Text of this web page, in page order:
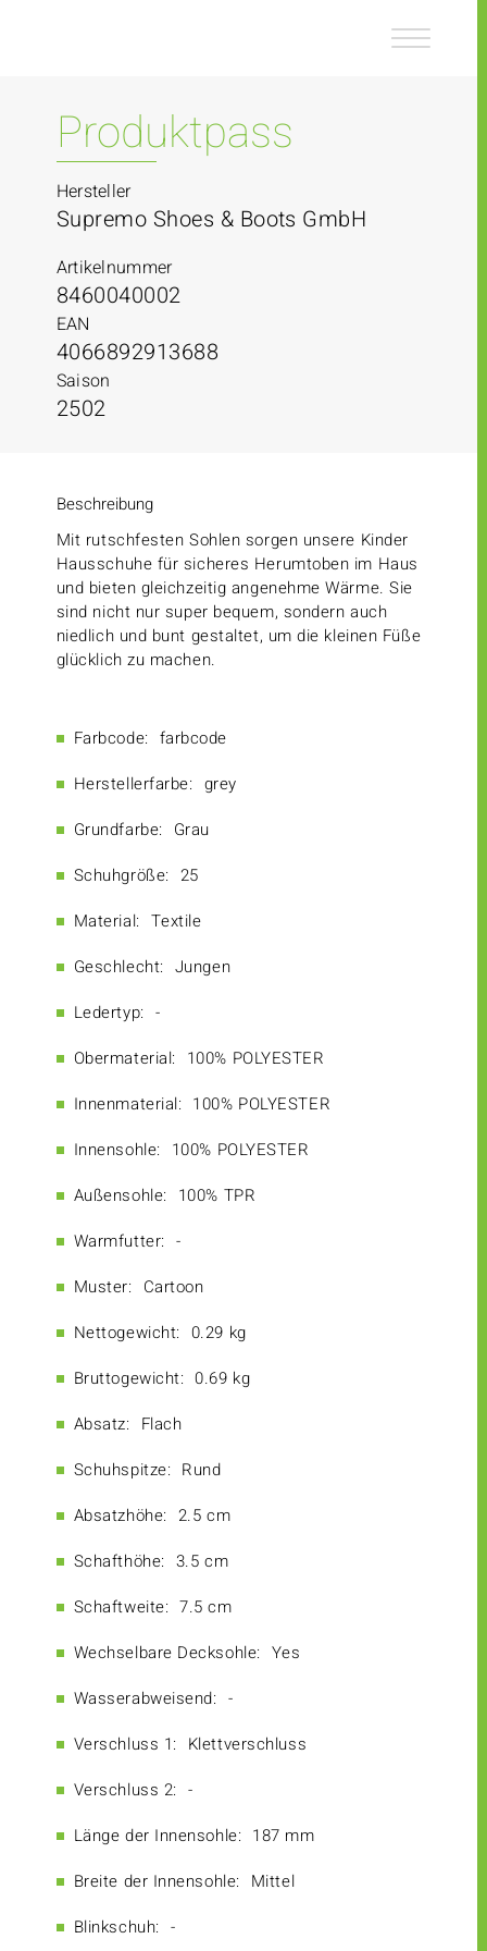
Produktpass
Hersteller
Supremo Shoes & Boots GmbH
Artikelnummer
8460040002
EAN
4066892913688
Saison
2502
Beschreibung
Mit rutschfesten Sohlen sorgen unsere Kinder
Hausschuhe für sicheres Herumtoben im Haus
und bieten gleichzeitig angenehme Wärme. Sie
sind nicht nur super bequem, sondern auch
niedlich und bunt gestaltet, um die kleinen Füße
glücklich zu machen.
Farbcode: farbcode
Herstellerfarbe: grey
Grundfarbe: Grau
Schuhgröße: 25
Material: Textile
Geschlecht: Jungen
Ledertyp: -
Obermaterial: 100% POLYESTER
Innenmaterial: 100% POLYESTER
Innensohle: 100% POLYESTER
Außensohle: 100% TPR
Warmfutter: -
Muster: Cartoon
Nettogewicht: 0.29 kg
Bruttogewicht: 0.69 kg
Absatz: Flach
Schuhspitze: Rund
Absatzhöhe: 2.5 cm
Schafthöhe: 3.5 cm
Schaftweite: 7.5 cm
Wechselbare Decksohle: Yes
Wasserabweisend: -
Verschluss 1: Klettverschluss
Verschluss 2: -
Länge der Innensohle: 187 mm
Breite der Innensohle: Mittel
Blinkschuh: -